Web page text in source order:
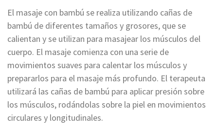
El masaje con bambú se realiza utilizando cañas de
bambú de diferentes tamaños y grosores, que se
calientan y se utilizan para masajear los músculos del
cuerpo. El masaje comienza con una serie de
movimientos suaves para calentar los músculos y
prepararlos para el masaje más profundo. El terapeuta
utilizará las cañas de bambú para aplicar presión sobre
los músculos, rodándolas sobre la piel en movimientos
circulares y longitudinales.